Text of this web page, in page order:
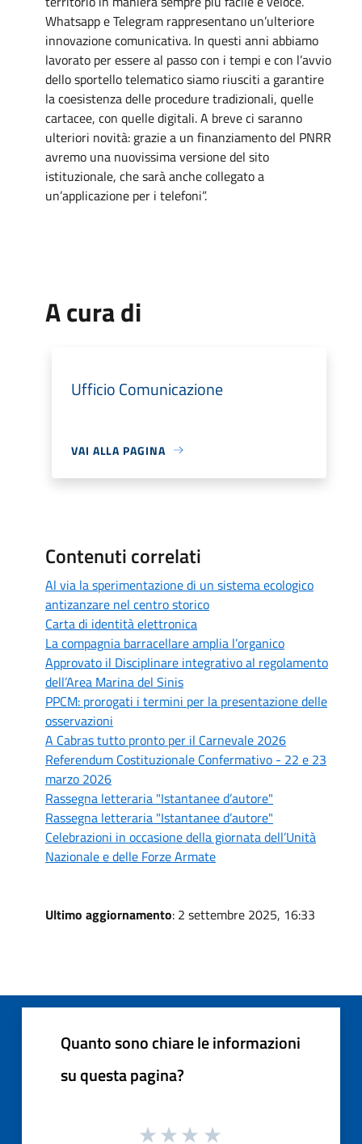
Whatsapp e Telegram rappresentano un’ulteriore
innovazione comunicativa. In questi anni abbiamo
lavorato per essere al passo con i tempi e con l’avvio
dello sportello telematico siamo riusciti a garantire
la coesistenza delle procedure tradizionali, quelle
cartacee, con quelle digitali. A breve ci saranno
ulteriori novità: grazie a un finanziamento del PNRR
avremo una nuovissima versione del sito
istituzionale, che sarà anche collegato a
un’applicazione per i telefoni”.
A cura di
Ufficio Comunicazione
VAI ALLA PAGINA
Contenuti correlati
Al via la sperimentazione di un sistema ecologico
antizanzare nel centro storico
Carta di identità elettronica
La compagnia barracellare amplia l’organico
Approvato il Disciplinare integrativo al regolamento
dell’Area Marina del Sinis
PPCM: prorogati i termini per la presentazione delle
osservazioni
A Cabras tutto pronto per il Carnevale 2026
Referendum Costituzionale Confermativo - 22 e 23
marzo 2026
Rassegna letteraria "Istantanee d’autore"
Rassegna letteraria "Istantanee d’autore"
Celebrazioni in occasione della giornata dell’Unità
Nazionale e delle Forze Armate
Ultimo aggiornamento: 2 settembre 2025, 16:33
Quanto sono chiare le informazioni
su questa pagina?